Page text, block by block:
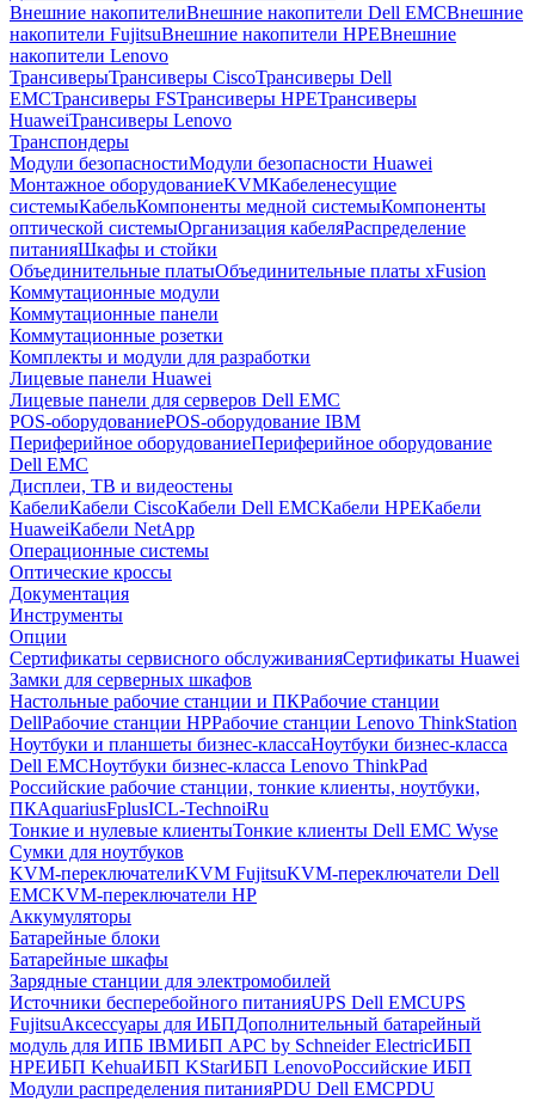
Внешние накопителиВнешние накопители Dell EMCВнешние
накопители FujitsuВнешние накопители HPEВнешние
накопители Lenovo
ТрансиверыТрансиверы CiscoТрансиверы Dell
EMCТрансиверы FSТрансиверы HPEТрансиверы
HuaweiТрансиверы Lenovo
Транспондеры
Модули безопасностиМодули безопасности Huawei
Монтажное оборудованиеKVMКабеленесущие
системыКабельКомпоненты медной системыКомпоненты
оптической системыОрганизация кабеляРаспределение
питанияШкафы и стойки
Объединительные платыОбъединительные платы xFusion
Коммутационные модули
Коммутационные панели
Коммутационные розетки
Комплекты и модули для разработки
Лицевые панели Huawei
Лицевые панели для серверов Dell EMC
POS-оборудованиеPOS-оборудование IBM
Периферийное оборудованиеПериферийное оборудование
Dell EMC
Дисплеи, ТВ и видеостены
КабелиКабели CiscoКабели Dell EMCКабели HPEКабели
HuaweiКабели NetApp
Операционные системы
Оптические кроссы
Документация
Инструменты
Опции
Сертификаты сервисного обслуживанияСертификаты Huawei
Замки для серверных шкафов
Настольные рабочие станции и ПКРабочие станции
DellРабочие станции HPРабочие станции Lenovo ThinkStation
Ноутбуки и планшеты бизнес-классаНоутбуки бизнес-класса
Dell EMCНоутбуки бизнес-класса Lenovo ThinkPad
Российские рабочие станции, тонкие клиенты, ноутбуки,
ПКAquariusFplusICL-TechnoiRu
Тонкие и нулевые клиентыТонкие клиенты Dell EMC Wyse
Сумки для ноутбуков
KVM-переключателиKVM FujitsuKVM-переключатели Dell
EMCKVM-переключатели HP
Аккумуляторы
Батарейные блоки
Батарейные шкафы
Зарядные станции для электромобилей
Источники бесперебойного питанияUPS Dell EMCUPS
FujitsuАксессуары для ИБПДополнительный батарейный
модуль для ИПБ IBMИБП APC by Schneider ElectricИБП
HPEИБП KehuaИБП KStarИБП LenovoРоссийские ИБП
Модули распределения питанияPDU Dell EMCPDU